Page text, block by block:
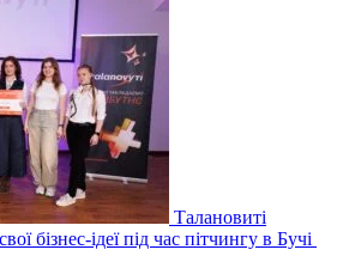
Талановиті
бізнес-ідеї під час пітчингу в Бучі